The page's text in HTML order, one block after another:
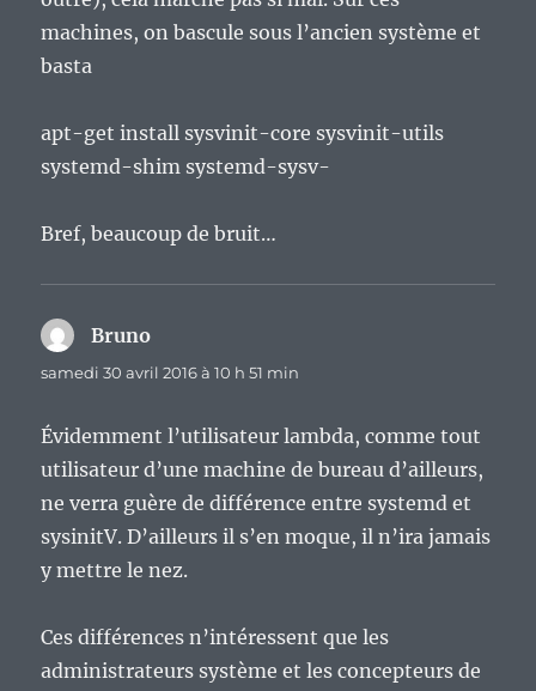
machines, on bascule sous l’ancien système et
basta
apt-get install sysvinit-core sysvinit-utils
systemd-shim systemd-sysv-
Bref, beaucoup de bruit…
Bruno
samedi 30 avril 2016 à 10 h 51 min
Évidemment l’utilisateur lambda, comme tout
utilisateur d’une machine de bureau d’ailleurs,
ne verra guère de différence entre systemd et
sysinitV. D’ailleurs il s’en moque, il n’ira jamais
y mettre le nez.
Ces différences n’intéressent que les
administrateurs système et les concepteurs de